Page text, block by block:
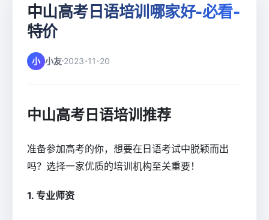
中山高考日语培训哪家好-必看-
特价
小 小友 2023-11-20
中山高考日语培训推荐
准备参加高考的你，想要在日语考试中脱颖而出
吗？选择一家优质的培训机构至关重要！
1. 专业师资